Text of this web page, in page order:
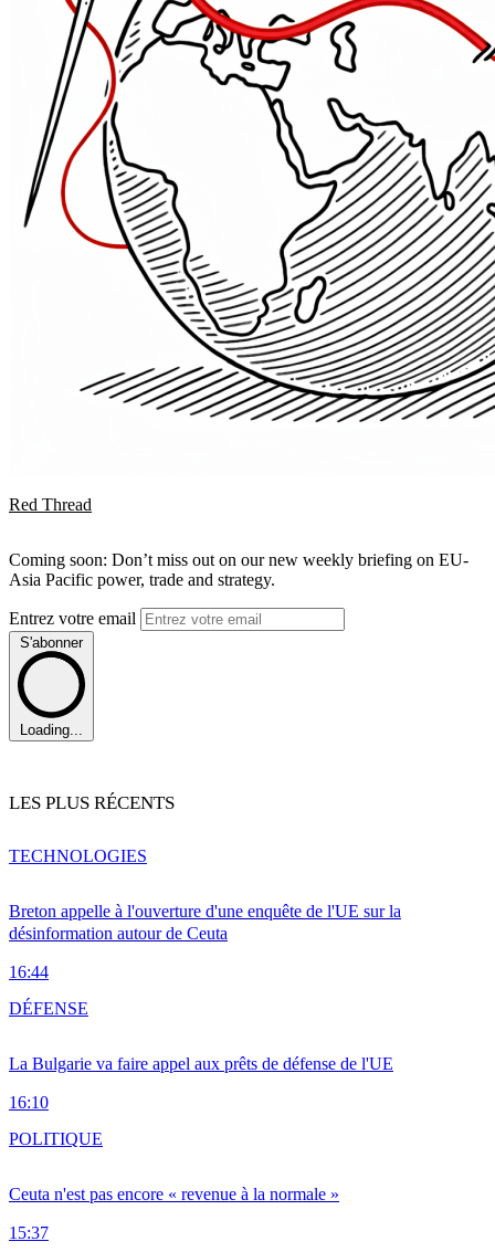
Red Thread
Coming soon: Don’t miss out on our new weekly briefing on EU-
Asia Pacific power, trade and strategy.
Entrez votre email
S'abonner
Loading...
LES PLUS RÉCENTS
Breton appelle à l'ouverture d'une enquête de l'UE sur la
désinformation autour de Ceuta
16:44
TECHNOLOGIES
La Bulgarie va faire appel aux prêts de défense de l'UE
16:10
DÉFENSE
Ceuta n'est pas encore « revenue à la normale »
15:37
POLITIQUE